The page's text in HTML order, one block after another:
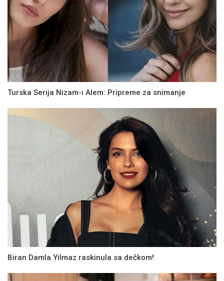
Turska Serija Nizam-ı Alem: Pripreme za snimanje
Biran Damla Yilmaz raskinula sa dečkom!